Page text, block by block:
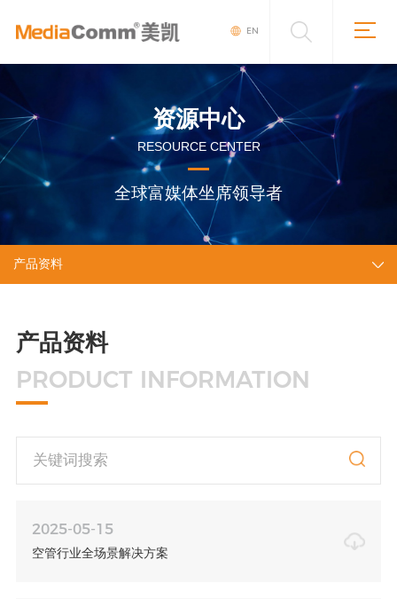
EN
资源中心
RESOURCE CENTER
全球富媒体坐席领导者
产品资料
产品资料
PRODUCT INFORMATION
2025-05-15
空管行业全场景解决方案